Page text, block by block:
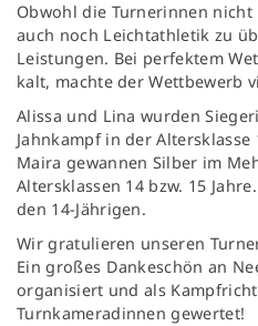
Obwohl die Turnerinnen
auch noch Leichtathletik zu
Leistungen. Bei perfektem
kalt, machte der Wettbewerb
Alissa und Lina wurden
Jahnkampf in der Altersklasse
Maira gewannen Silber im
Altersklassen 14 bzw. 15
den 14-Jährigen.
Wir gratulieren unseren
Ein großes Dankeschön an
organisiert und als
Turnkameradinnen gewertet!